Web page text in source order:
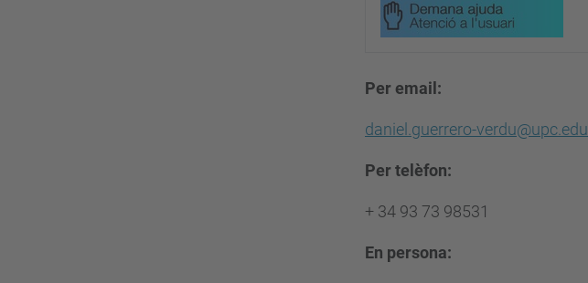
Per email:
daniel.guerrero-verdu@upc.edu
Per telèfon:
+ 34 93 73 98531
En persona: